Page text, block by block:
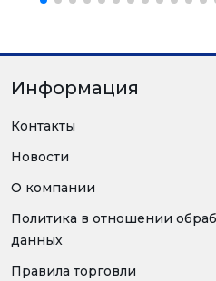
Информация
Контакты
Новости
О компании
Политика в отношении
данных
Правила торговли